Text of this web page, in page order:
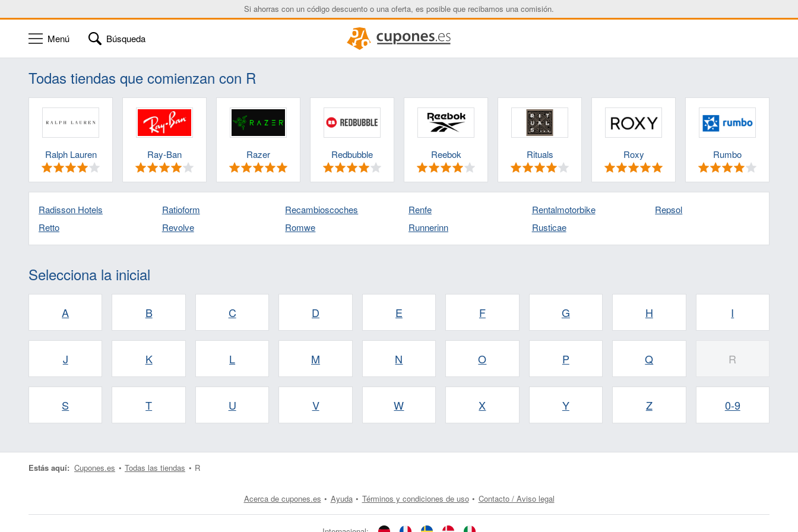
Si ahorras con un código descuento o una oferta, es posible que recibamos una comisión.
Menú Búsqueda
Todas tiendas que comienzan con R
Ralph Lauren Ray-Ban Razer Redbubble Reebok Rituals Roxy Rumbo
Radisson Hotels Ratioform Recambioscoches Renfe Rentalmotorbike
Repsol
Retto
Revolve Romwe Runnerinn Rusticae
Selecciona la inicial
A B C D E F G H I
J K L M N O P Q R
S T U V W X Y Z 0-9
Estás aquí: Cupones.es Todas las tiendas R
Acerca de cupones.es Ayuda Términos y condiciones de uso Contacto / Aviso legal